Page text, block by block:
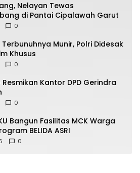
Nelayan Tewas
di Pantai Cipalawah Garut
0
Terbunuhnya Munir, Polri Didesak
Khusus
0
Kantor DPD Gerindra
0
Bangun Fasilitas MCK Warga
BELIDA ASRI
0